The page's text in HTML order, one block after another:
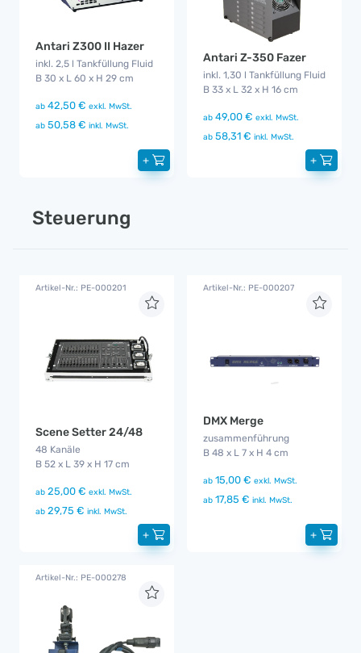
Antari Z300 II Hazer
inkl. 2,5 l Tankfüllung Fluid
B 30 x L 60 x H 29 cm
ab 42,50 € exkl. MwSt.
ab 50,58 € inkl. MwSt.
+
Antari Z-350 Fazer
inkl. 1,30 l Tankfüllung Fluid
B 33 x L 32 x H 16 cm
ab 49,00 € exkl. MwSt.
ab 58,31 € inkl. MwSt.
+
Steuerung
Artikel-Nr.: PE-000201
Scene Setter 24/48
48 Kanäle
B 52 x L 39 x H 17 cm
ab 25,00 € exkl. MwSt.
ab 29,75 € inkl. MwSt.
+
Artikel-Nr.: PE-000207
DMX Merge
zusammenführung
B 48 x L 7 x H 4 cm
ab 15,00 € exkl. MwSt.
ab 17,85 € inkl. MwSt.
+
Artikel-Nr.: PE-000278